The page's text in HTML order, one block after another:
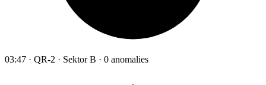
03:47 · QR-2 · Sektor B · 0 anomalies